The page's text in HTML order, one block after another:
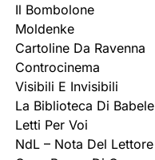
Il Bombolone
Moldenke
Cartoline Da Ravenna
Controcinema
Visibili E Invisibili
La Biblioteca Di Babele
Letti Per Voi
NdL – Nota Del Lettore
Mercoledì 5 Agosto
Matteo Cavezzali con
il suo “Fratelli